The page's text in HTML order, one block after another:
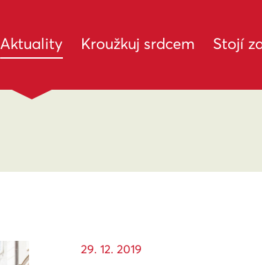
Aktuality (current)
Kroužkuj srdcem Stojí
29. 12. 2019